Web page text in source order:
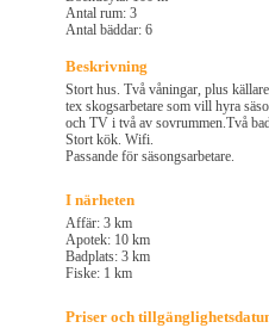
Antal rum: 3
Antal bäddar: 6
Beskrivning
Stort hus. Två våningar, plus
tex skogsarbetare som vill hyra
och TV i två av sovrummen.Två
Stort kök. Wifi.
Passande för säsongsarbetare.
I närheten
Affär: 3 km
Apotek: 10 km
Badplats: 3 km
Fiske: 1 km
Priser och